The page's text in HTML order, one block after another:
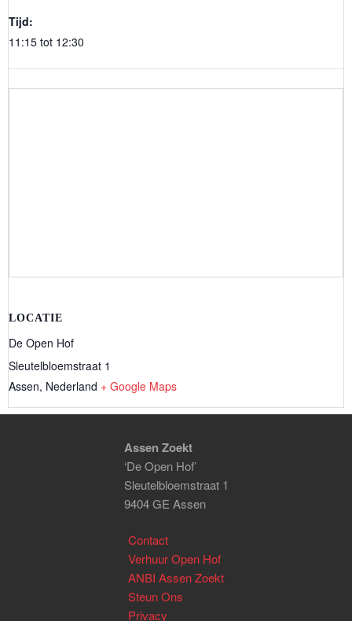
Tijd:
11:15 tot 12:30
LOCATIE
De Open Hof
Sleutelbloemstraat 1
Assen, Nederland + Google Maps
Assen Zoekt
‘De Open Hof’
Sleutelbloemstraat 1
9404 GE Assen
Contact
Verhuur Open Hof
ANBI Assen Zoekt
Steun Ons
Privacy